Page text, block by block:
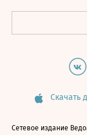
Скачать
Сетевое издание